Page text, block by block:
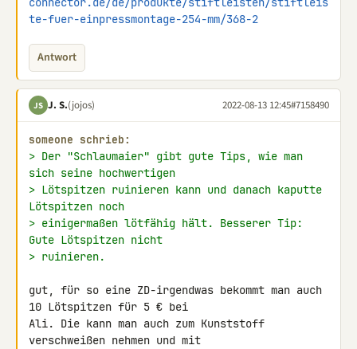
te-fuer-einpressmontage-254-mm/368-2
Antwort
JS J. S.(jojos) 2022-08-13 12:45#7158490
someone schrieb:
> Der "Schlaumaier" gibt gute Tips, wie man
sich seine hochwertigen
> Lötspitzen ruinieren kann und danach kaputte
Lötspitzen noch
> einigermaßen lötfähig hält. Besserer Tip:
Gute Lötspitzen nicht
> ruinieren.
gut, für so eine ZD-irgendwas bekommt man auch
10 Lötspitzen für 5 € bei
Ali. Die kann man auch zum Kunststoff
verschweißen nehmen und mit